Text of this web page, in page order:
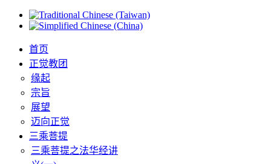
首页
正觉教团
缘起
宗旨
展望
迈向正觉
三乘菩提
三乘菩提之法华经讲